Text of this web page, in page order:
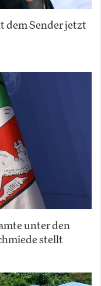
dem Sender jetzt
unter den
stellt